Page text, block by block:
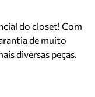
do closet! Com
de muito
diversas peças.